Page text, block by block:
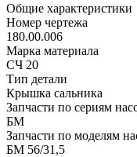
Общие характеристики
Номер чертежа
180.00.006
Марка материала
СЧ 20
Тип детали
Крышка сальника
Запчасти по сериям
БМ
Запчасти по моделям
БМ 56/31,5